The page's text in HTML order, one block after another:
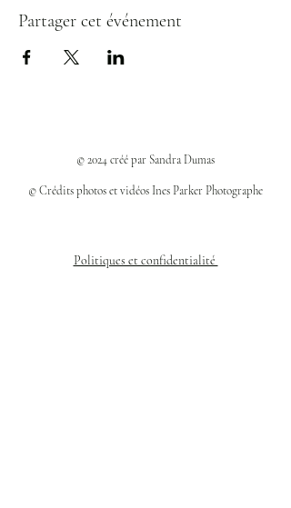
Partager cet événement
© 2024 créé par Sandra Dumas
© Crédits photos et vidéos Ines Parker Photographe
Politiques et confidentialité